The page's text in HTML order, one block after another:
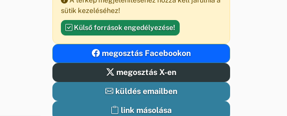
sütik kezeléséhez!
Külső források engedélyezése!
megosztás Facebookon
megosztás X-en
küldés emailben
link másolása